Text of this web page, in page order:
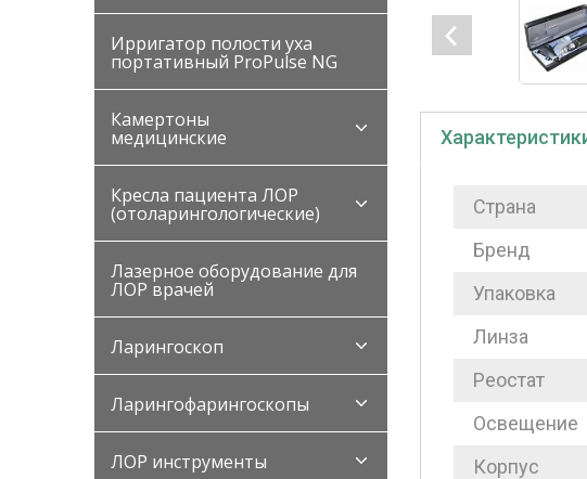
Ирригатор полости уха
портативный ProPulse NG
Камертоны
медицинские
Кресла пациента ЛОР
(отоларингологические)
Лазерное оборудование для
ЛОР врачей
Ларингоскоп
Ларингофарингоскопы
ЛОР инструменты
Страна
Бренд
Упаковка
Линза
Реостат
Освещение
Корпус